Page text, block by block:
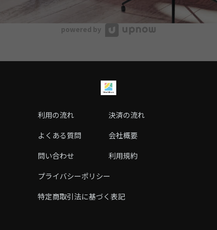
powered by
利用の流れ
決済の流れ
よくある質問
会社概要
問い合わせ
利用規約
プライバシーポリシー
特定商取引法に基づく表記